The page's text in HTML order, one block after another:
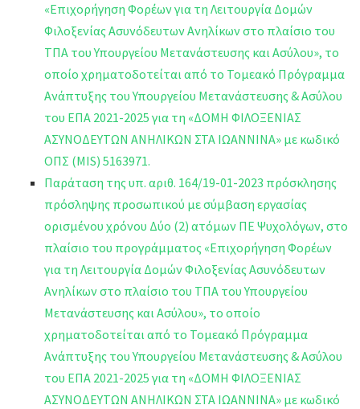
«Επιχορήγηση Φορέων για τη Λειτουργία Δομών
Φιλοξενίας Ασυνόδευτων Ανηλίκων στο πλαίσιο του
ΤΠΑ του Υπουργείου Μετανάστευσης και Ασύλου», το
οποίο χρηματοδοτείται από το Τομεακό Πρόγραμμα
Ανάπτυξης του Υπουργείου Μετανάστευσης & Ασύλου
του ΕΠΑ 2021-2025 για τη «ΔΟΜΗ ΦΙΛΟΞΕΝΙΑΣ
ΑΣΥΝΟΔΕΥΤΩΝ ΑΝΗΛΙΚΩΝ ΣΤΑ ΙΩΑΝΝΙΝΑ» με κωδικό
ΟΠΣ (MIS) 5163971.
Παράταση της υπ. αριθ. 164/19-01-2023 πρόσκλησης
πρόσληψης προσωπικού με σύμβαση εργασίας
ορισμένου χρόνου Δύο (2) ατόμων ΠΕ Ψυχολόγων, στο
πλαίσιο του προγράμματος «Επιχορήγηση Φορέων
για τη Λειτουργία Δομών Φιλοξενίας Ασυνόδευτων
Ανηλίκων στο πλαίσιο του ΤΠΑ του Υπουργείου
Μετανάστευσης και Ασύλου», το οποίο
χρηματοδοτείται από το Τομεακό Πρόγραμμα
Ανάπτυξης του Υπουργείου Μετανάστευσης & Ασύλου
του ΕΠΑ 2021-2025 για τη «ΔΟΜΗ ΦΙΛΟΞΕΝΙΑΣ
ΑΣΥΝΟΔΕΥΤΩΝ ΑΝΗΛΙΚΩΝ ΣΤΑ ΙΩΑΝΝΙΝΑ» με κωδικό